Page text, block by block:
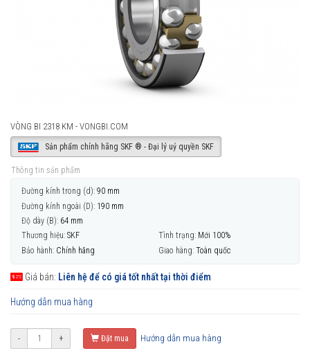
VÒNG BI 2318 KM - VONGBI.COM
Sản phẩm chính hãng SKF ® - Đại lý uỷ quyền SKF
Thông tin sản phẩm
Đường kính trong (d): 90 mm
Đường kính ngoài (D): 190 mm
Độ dày (B): 64 mm
Thương hiệu: SKF Tình trạng: Mới 100%
Bảo hành: Chính hãng Giao hàng: Toàn quốc
Giá bán: Liên hệ để có giá tốt nhất tại thời điểm
Hướng dẫn mua hàng
- + Đặt mua Hướng dẫn mua hàng